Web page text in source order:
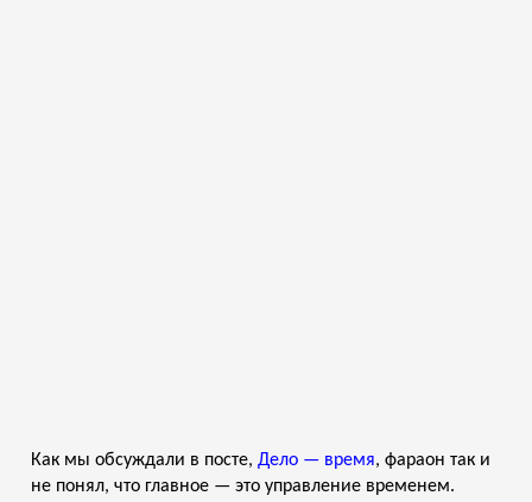
Как мы обсуждали в посте, Дело — время, фараон так и
не понял, что главное — это управление временем.